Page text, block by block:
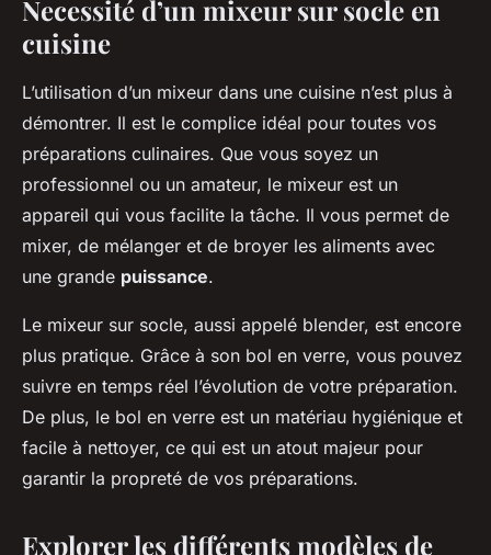
Necessité d’un mixeur sur socle en
cuisine
L’utilisation d’un mixeur dans une cuisine n’est plus à
démontrer. Il est le complice idéal pour toutes vos
préparations culinaires. Que vous soyez un
professionnel ou un amateur, le mixeur est un
appareil qui vous facilite la tâche. Il vous permet de
mixer, de mélanger et de broyer les aliments avec
une grande puissance.
Le mixeur sur socle, aussi appelé blender, est encore
plus pratique. Grâce à son bol en verre, vous pouvez
suivre en temps réel l’évolution de votre préparation.
De plus, le bol en verre est un matériau hygiénique et
facile à nettoyer, ce qui est un atout majeur pour
garantir la propreté de vos préparations.
Explorer les différents modèles de